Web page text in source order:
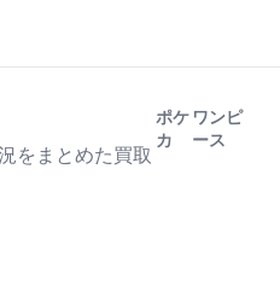
をまとめた買取
ポケ
カ
ワンピ
ース